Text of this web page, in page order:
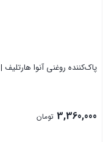
پاک‌کننده روغنی آنوا هارتلیف | ۲۰۰ml
3,360,000 تومان